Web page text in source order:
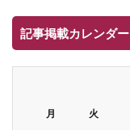
記事掲載カレンダー
月 火